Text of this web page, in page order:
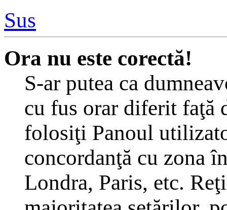
Sus
Ora nu este corectă!
S-ar putea ca
cu fus orar diferit faţă
folosiţi Panoul
concordanţă cu zona
Londra, Paris, etc.